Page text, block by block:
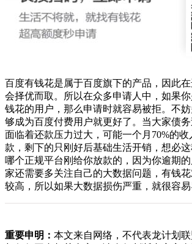
百度有钱花是属于百度旗下的产品，因此
会择优而取。所以在众多申请人中，如果
钱花的用户，那么申请时就容易被拒。不
够成为百度付费用户就更好了。当大家债
面临着还款压力过大，可能一个月70%的
款，剩下的只刚好后基础生活开销，想必
哪个正规平台刚给你放款的，因为你逾期
家还需要多关注自己的大数据问题，有钱
较高，所以如果大数据损伤严重，就很容易
重要申明： 本文来自网络，不代表龙计划